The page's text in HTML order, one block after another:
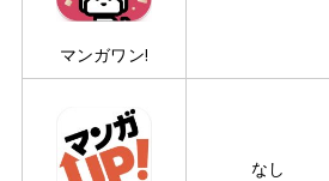
マンガワン!
なし